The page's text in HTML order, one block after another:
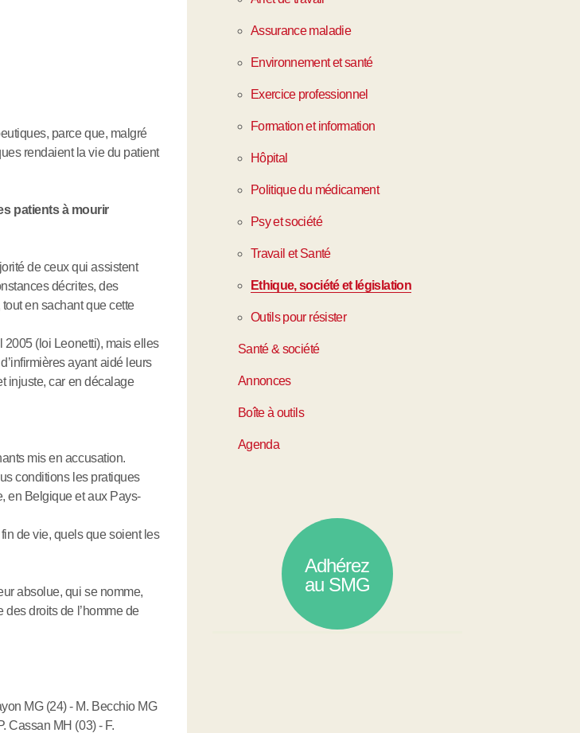
parce que, malgré
rendaient la vie du patient
patients à mourir
de ceux qui assistent
décrites, des
en sachant que cette
2005 (loi Leonetti), mais elles
ayant aidé leurs
injuste, car en décalage
mis en accusation.
conditions les pratiques
en Belgique et aux Pays-
de vie, quels que soient les
absolue, qui se nomme,
droits de l’homme de
MG (24) - M. Becchio MG
Cassan MH (03) - F.
Assurance maladie
Environnement et santé
Exercice professionnel
Formation et information
Hôpital
Politique du médicament
Psy et société
Travail et Santé
Ethique, société et législation
Outils pour résister
Santé & société
Annonces
Boîte à outils
Agenda
Adhérez
au SMG